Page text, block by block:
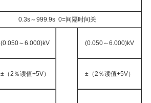
0.3s～999.9s 0=间隔时间关
(0.050～6.000)kV (0.050～6.000)kV
±（2％读值+5V） ±（2％读值+5V）